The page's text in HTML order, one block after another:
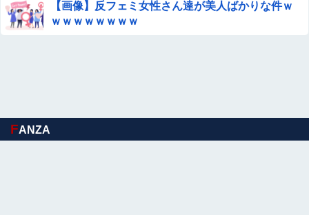
【画像】反フェミ女性さん達が美人ばかりな件ｗ
ｗｗｗｗｗｗｗｗ
FANZA